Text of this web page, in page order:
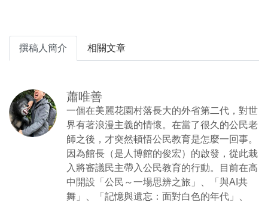
撰稿人簡介 相關文章
蕭唯善
一個在美麗花園村落長大的外省第二代，對世
界有著浪漫主義的情懷。在當了很久的公民老
師之後，才突然頓悟公民教育是怎麼一回事。
因為館長（是人博館的俊宏）的啟發，從此栽
入將審議民主帶入公民教育的行動。目前在高
中開設「公民～一場思辨之旅」、「與AI共
舞」、「記憶與遺忘：面對白色的年代」、